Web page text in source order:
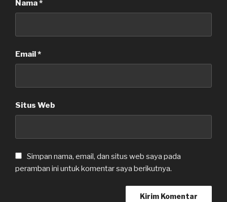
Nama*
Email*
Situs Web
Simpan nama, email, dan situs web saya pada
peramban ini untuk komentar saya berikutnya.